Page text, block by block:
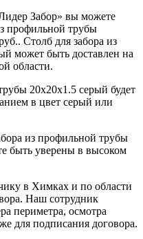
Забор» вы можете
профильной трубы
Столб для забора из
может быть доставлен на
области.
20х20х1.5 серый будет
в цвет серый или
из профильной трубы
быть уверены в высоком
в Химках и по области
Наш сотрудник
периметра, осмотра
для подписания договора.